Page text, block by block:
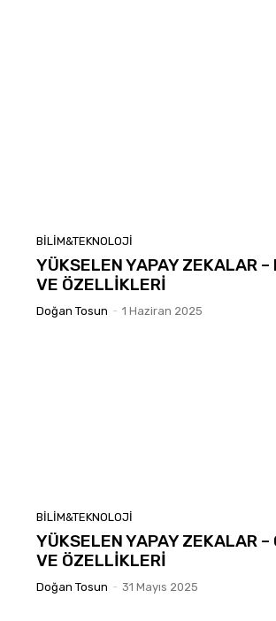
BILIM&TEKNOLOJI
YÜKSELEN YAPAY ZEKALAR
VE ÖZELLİKLERİ
Doğan Tosun - 1 Haziran 2025
BILIM&TEKNOLOJI
YÜKSELEN YAPAY ZEKALAR –
VE ÖZELLİKLERİ
Doğan Tosun - 31 Mayıs 2025